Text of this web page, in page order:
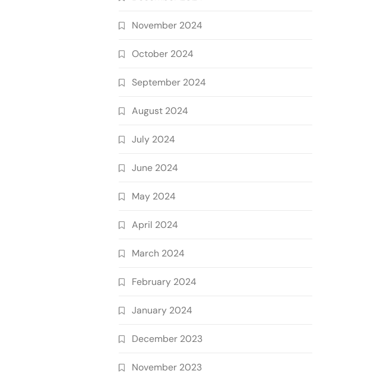
November 2024
October 2024
September 2024
August 2024
July 2024
June 2024
May 2024
April 2024
March 2024
February 2024
January 2024
December 2023
November 2023